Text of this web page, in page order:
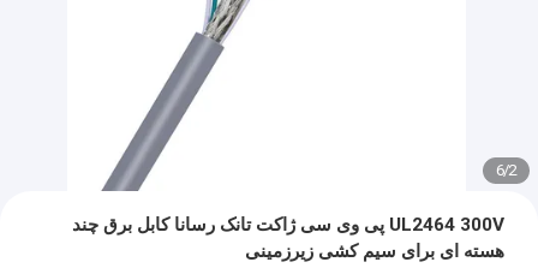
2
/
6
UL2464 300V پی وی سی ژاکت تانک رسانا کابل برق چند
هسته ای برای سیم کشی زیرزمینی